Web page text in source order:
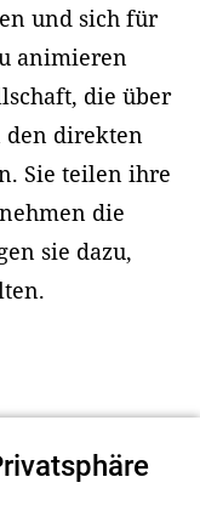
und sich für
animieren
die über
den direkten
Sie teilen ihre
die
sie dazu,